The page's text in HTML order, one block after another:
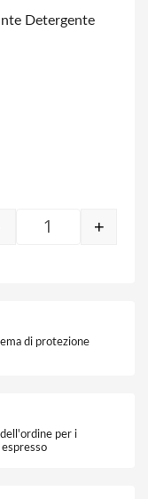
Detergente
Quantity+
di protezione
per i